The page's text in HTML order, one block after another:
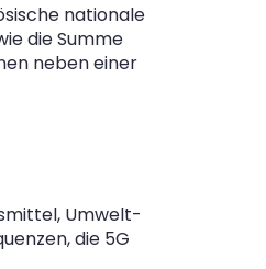
nationale
die Summe
neben einer
Umwelt-
die 5G